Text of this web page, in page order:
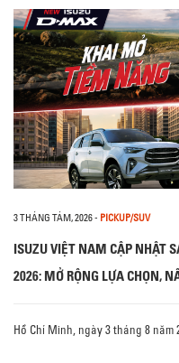
3 THÁNG TÁM, 2026- PICKUP/SUV
ISUZU VIỆT NAM CẬP NHẬT
2026: MỞ RỘNG LỰA CHỌN,
Hồ Chí Minh, ngày 3 tháng 8 năm